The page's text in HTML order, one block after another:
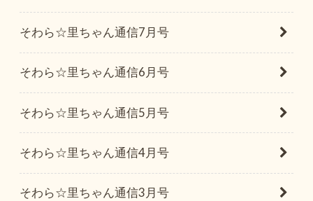
そわら☆里ちゃん通信7月号
そわら☆里ちゃん通信6月号
そわら☆里ちゃん通信5月号
そわら☆里ちゃん通信4月号
そわら☆里ちゃん通信3月号